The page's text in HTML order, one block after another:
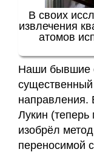
В своих
извлечения
атомов
Наши бывшие
существенный
направления.
Лукин
изобрёл
переносимой